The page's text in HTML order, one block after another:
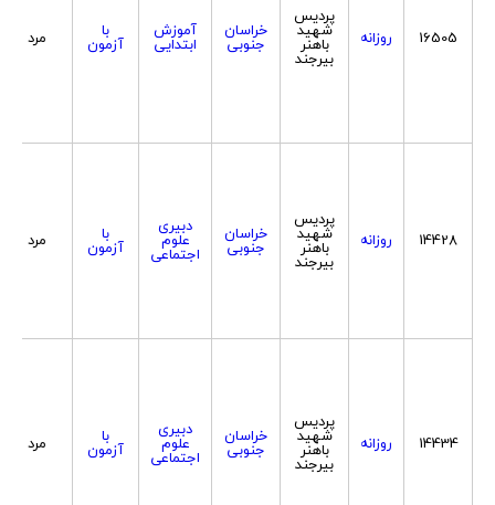
16505 روزانه
پردیس
شهید
باهنر
بیرجند
خراسان
جنوبی
آموزش
ابتدایی
با
آزمون مرد
14428 روزانه
پردیس
شهید
باهنر
بیرجند
خراسان
جنوبی
دبیری
علوم
اجتماعی
با
آزمون مرد
14434 روزانه
پردیس
شهید
باهنر
بیرجند
خراسان
جنوبی
دبیری
علوم
اجتماعی
با
آزمون مرد